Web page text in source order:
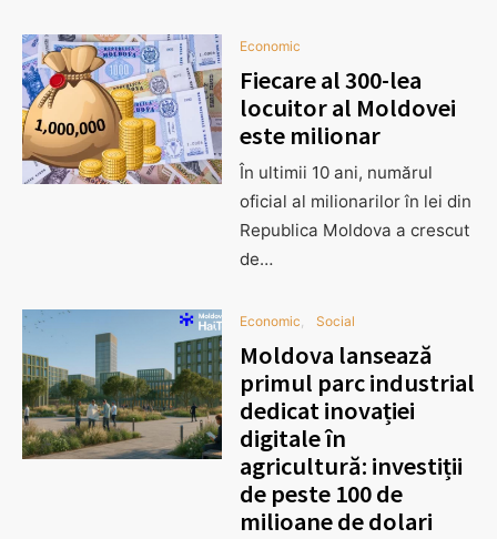
Economic
Fiecare al 300-lea
locuitor al Moldovei
este milionar
În ultimii 10 ani, numărul
oficial al milionarilor în lei din
Republica Moldova a crescut
de…
Economic Social
Moldova lansează
primul parc industrial
dedicat inovației
digitale în
agricultură: investiții
de peste 100 de
milioane de dolari